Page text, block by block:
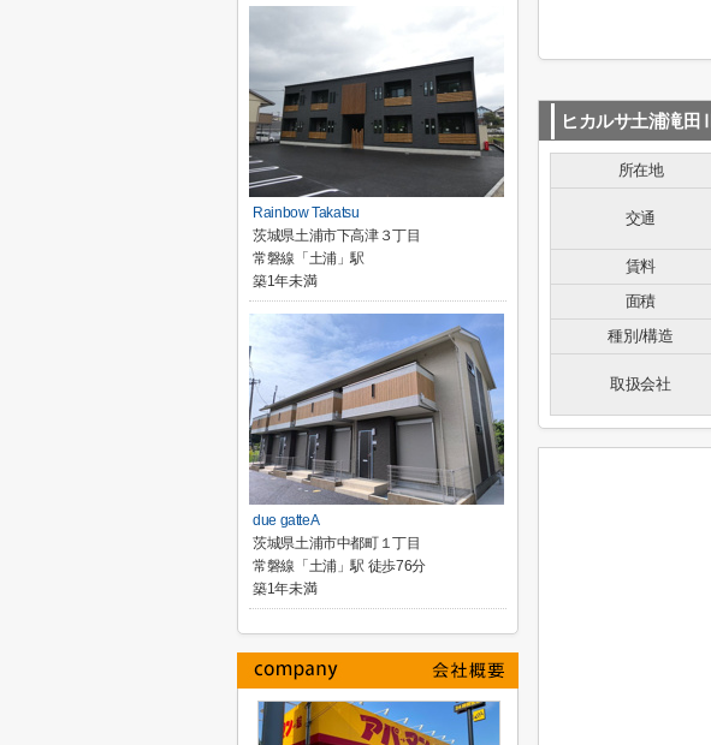
ヒカルサ土浦滝田Ⅱ
所在地
交通
賃料
面積
種別/構造
取扱会社
Rainbow Takatsu
茨城県土浦市下高津３丁目
常磐線「土浦」駅
築1年未満
due gatteA
茨城県土浦市中都町１丁目
常磐線「土浦」駅 徒歩76分
築1年未満